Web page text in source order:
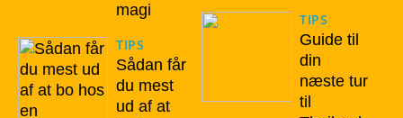
magi
TIPS
Sådan får
du mest
ud af at
TIPS
Guide til
din
næste tur
til